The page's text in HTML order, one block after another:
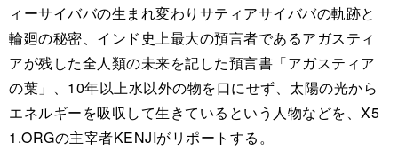
ィーサイババの生まれ変わりサティアサイババの軌跡と
輪廻の秘密、インド史上最大の預言者であるアガスティ
アが残した全人類の未来を記した預言書「アガスティア
の葉」、10年以上水以外の物を口にせず、太陽の光から
エネルギーを吸収して生きているという人物などを、X5
1.ORGの主宰者KENJIがリポートする。